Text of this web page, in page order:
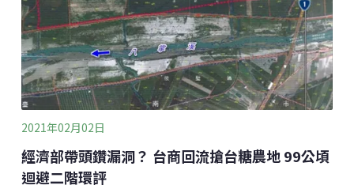
存已不當課稅的情形處理方式；此外，草案條文與修正
說明中，財政部修法意旨僅強調「順應社會趨勢的改變
與信託法的修正而增修」，卻未清楚說明此一稅制是經
歷多次提案協商，且因不合理課稅前提與落實租稅公平
的理論基礎。因此，針對此次預告修正之內容，本會提
出如下之聲明，冀盼修正草案回歸「賦稅公平」等稅法
基本原則的脈絡下
2021年02月02日
經濟部帶頭鑽漏洞？ 台商回流搶台糖農地 99公頃
迴避二階環評